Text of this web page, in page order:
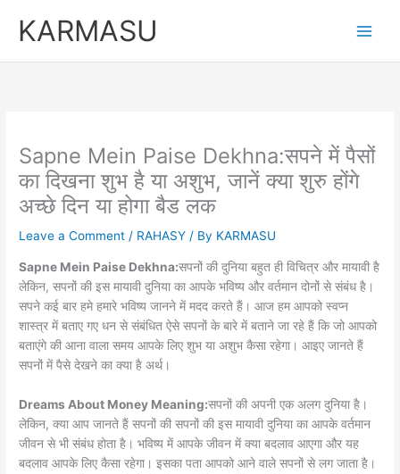
KARMASU
Sapne Mein Paise Dekhna:सपने में पैसों
का दिखना शुभ है या अशुभ, जानें क्या शुरु होंगे
अच्छे दिन या होगा बैड लक
Leave a Comment / RAHASY / By KARMASU
Sapne Mein Paise Dekhna:सपनों की दुनिया बहुत ही विचित्र और मायावी है
लेकिन, सपनों की इस मायावी दुनिया का आपके भविष्य और वर्तमान दोनों से संबंध है।
सपने कई बार हमे हमारे भविष्य जानने में मदद करते हैं। आज हम आपको स्वप्न
शास्त्र में बताए गए धन से संबंधित ऐसे सपनों के बारे में बताने जा रहे हैं कि जो आपको
बताएंगे की आना वाला समय आपके लिए शुभ या अशुभ कैसा रहेगा। आइए जानते हैं
सपनों में पैसे देखने का क्या है अर्थ।
Dreams About Money Meaning:सपनों की अपनी एक अलग दुनिया है।
लेकिन, क्या आप जानते हैं सपनों की सपनों की इस मायावी दुनिया का आपके वर्तमान
जीवन से भी संबंध होता है। भविष्य में आपके जीवन में क्या बदलाव आएगा और यह
बदलाव आपके लिए कैसा रहेगा। इसका पता आपको आने वाले सपनों से लग जाता है।
price